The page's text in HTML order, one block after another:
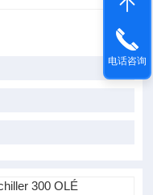
电话咨询